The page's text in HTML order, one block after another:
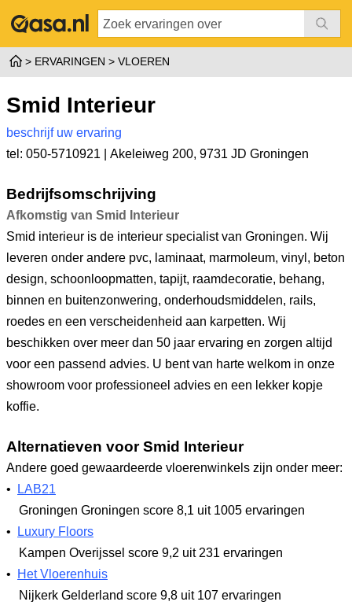
ERVARINGEN VLOEREN
Smid Interieur
beschrijf uw ervaring
tel: 050-5710921 | Akeleiweg 200, 9731 JD Groningen
Bedrijfsomschrijving
Afkomstig van Smid Interieur
Smid interieur is de interieur specialist van Groningen. Wij
leveren onder andere pvc, laminaat, marmoleum, vinyl, beton
design, schoonloopmatten, tapijt, raamdecoratie, behang,
binnen en buitenzonwering, onderhoudsmiddelen, rails,
roedes en een verscheidenheid aan karpetten. Wij
beschikken over meer dan 50 jaar ervaring en zorgen altijd
voor een passend advies. U bent van harte welkom in onze
showroom voor professioneel advies en een lekker kopje
koffie.
Alternatieven voor Smid Interieur
Andere goed gewaardeerde vloerenwinkels zijn onder meer:
•
LAB21
Groningen Groningen score 8,1 uit 1005 ervaringen
•
Luxury Floors
Kampen Overijssel score 9,2 uit 231 ervaringen
•
Het Vloerenhuis
Nijkerk Gelderland score 9,8 uit 107 ervaringen